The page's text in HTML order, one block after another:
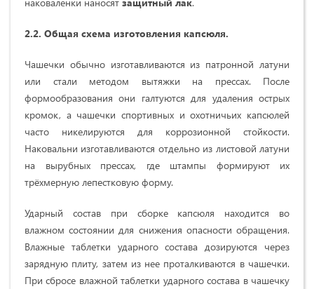
2.2. Общая схема изготовления капсюля.
Чашечки обычно изготавливаются из патронной латуни
или стали методом вытяжки на прессах. После
формообразования они галтуются для удаления острых
кромок, а чашечки спортивных и охотничьих капсюлей
часто никелируются для коррозионной стойкости.
Наковальни изготавливаются отдельно из листовой латуни
на вырубных прессах, где штампы формируют их
трёхмерную лепестковую форму.
Ударный состав при сборке капсюля находится во
влажном состоянии для снижения опасности обращения.
Влажные таблетки ударного состава дозируются через
зарядную плиту, затем из нее проталкиваются в чашечки.
При сбросе влажной таблетки ударного состава в чашечку